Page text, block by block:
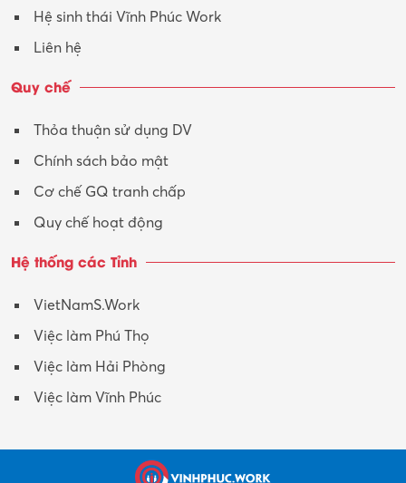
Hệ sinh thái Vĩnh Phúc Work
Liên hệ
Quy chế
Thỏa thuận sử dụng DV
Chính sách bảo mật
Cơ chế GQ tranh chấp
Quy chế hoạt động
Hệ thống các Tỉnh
VietNamS.Work
Việc làm Phú Thọ
Việc làm Hải Phòng
Việc làm Vĩnh Phúc